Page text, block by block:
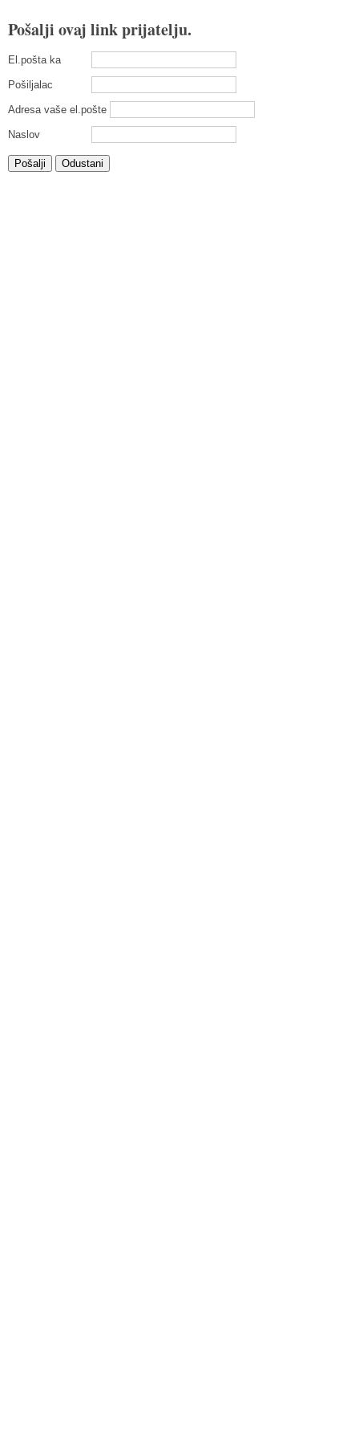
Pošalji ovaj link prijatelju.
El.pošta ka
Pošiljalac
Adresa vaše el.pošte
Naslov
Pošalji Odustani